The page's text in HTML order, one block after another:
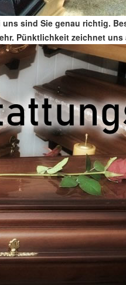
sind Sie genau richtig.
Pünktlichkeit zeichnet uns